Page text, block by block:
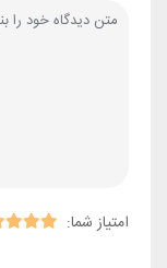
امتیاز شما: